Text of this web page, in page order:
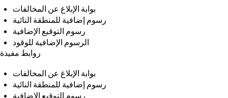
بوابة الإبلاغ عن المخالفات
رسوم إضافية للمنطقة النائية
رسوم التوقيع الإضافية
الرسوم الإضافية للوقود
روابط مفيدة
بوابة الإبلاغ عن المخالفات
رسوم إضافية للمنطقة النائية
رسوم التوقيع الإضافية